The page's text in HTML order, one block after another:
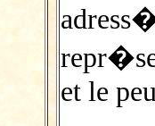
et le